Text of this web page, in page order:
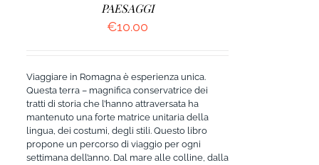
PAESAGGI
€10.00
Viaggiare in Romagna è esperienza unica.
Questa terra – magnifica conservatrice dei
tratti di storia che l’hanno attraversata ha
mantenuto una forte matrice unitaria della
lingua, dei costumi, degli stili. Questo libro
propone un percorso di viaggio per ogni
settimana dell’anno. Dal mare alle colline, dalla